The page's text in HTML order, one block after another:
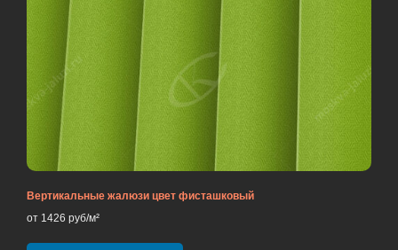
Вертикальные жалюзи цвет фисташковый
от 1426 руб/м²